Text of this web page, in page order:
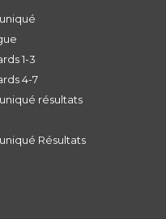
1-3
4-7
résultats
Résultats